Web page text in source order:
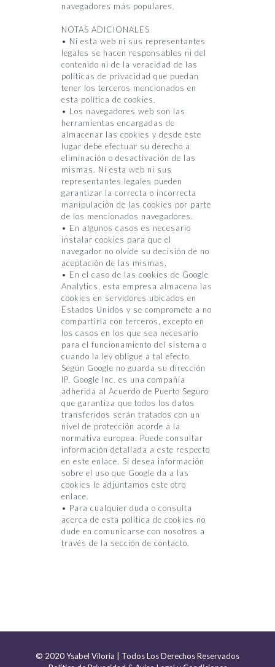
navegadores más populares.
NOTAS ADICIONALES
• Ni esta web ni sus representantes
legales se hacen responsables ni del
contenido ni de la veracidad de las
políticas de privacidad que puedan
tener los terceros mencionados en
esta política de cookies.
• Los navegadores web son las
herramientas encargadas de
almacenar las cookies y desde este
lugar debe efectuar su derecho a
eliminación o desactivación de las
mismas. Ni esta web ni sus
representantes legales pueden
garantizar la correcta o incorrecta
manipulación de las cookies por parte
de los mencionados navegadores.
• En algunos casos es necesario
instalar cookies para que el
navegador no olvide su decisión de no
aceptación de las mismas.
• En el caso de las cookies de Google
Analytics, esta empresa almacena las
cookies en servidores ubicados en
Estados Unidos y se compromete a no
compartirla con terceros, excepto en
los casos en los que sea necesario
para el funcionamiento del sistema o
cuando la ley obligue a tal efecto.
Según Google no guarda su dirección
IP. Google Inc. es una compañía
adherida al Acuerdo de Puerto Seguro
que garantiza que todos los datos
transferidos serán tratados con un
nivel de protección acorde a la
normativa europea. Puede consultar
información detallada a este respecto
en este enlace. Si desea información
sobre el uso que Google da a las
cookies le adjuntamos este otro
enlace.
• Para cualquier duda o consulta
acerca de esta política de cookies no
dude en comunicarse con nosotros a
través de la sección de contacto.
© 2020 Ysabel Viloria | Todos Los Derechos Reservados